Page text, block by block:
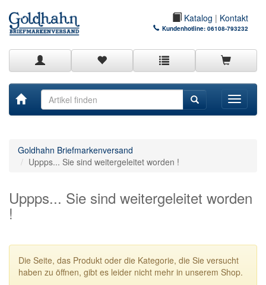
Katalog | Kontakt
Kundenhotline: 06108-793232
Toggle
Goldhahn Briefmarkenversand
Uppps... Sie sind weitergeleitet worden !
Uppps... Sie sind weitergeleitet worden
!
Die Seite, das Produkt oder die Kategorie, die Sie versucht
haben zu öffnen, gibt es leider nicht mehr in unserem Shop.